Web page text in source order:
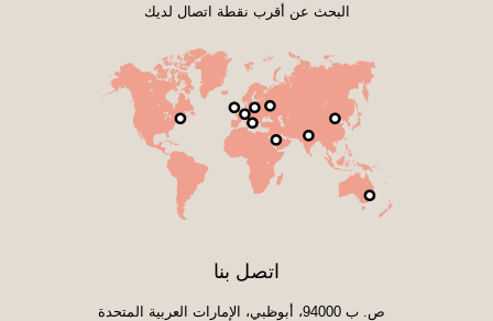
البحث عن أقرب نقطة اتصال لديك
اتصل بنا
ص. ب 94000، أبوظبي، الإمارات العربية المتحدة